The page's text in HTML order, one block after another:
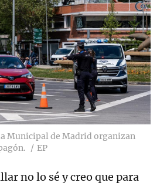
Municipal de Madrid organizan
EP
no lo sé y creo que para